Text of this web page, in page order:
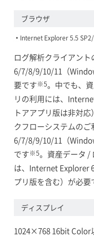
ブラウザ
Internet Explorer 5.5
ログ解析クライアン
6/7/8/9/10/11（
要です※5。中でも、
リの利用には、
トアアプリ版は非対
クフローシステムの
6/7/8/9/10/11（
です※5。資産データ /
は、Internet Explorer
プリ版を含む）が必要
ディスプレイ
1024×768 16bit Color